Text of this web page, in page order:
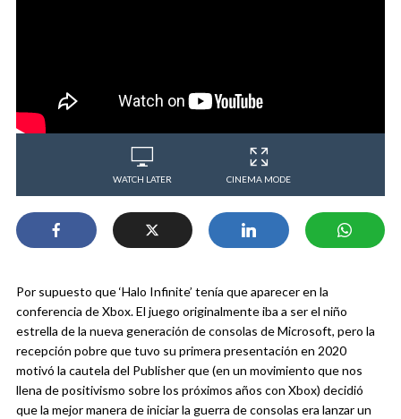
WATCH LATER CINEMA MODE
Por supuesto que ‘Halo Infinite’ tenía que aparecer en la
conferencia de Xbox. El juego originalmente iba a ser el niño
estrella de la nueva generación de consolas de Microsoft, pero la
recepción pobre que tuvo su primera presentación en 2020
motivó la cautela del Publisher que (en un movimiento que nos
llena de positivismo sobre los próximos años con Xbox) decidió
que la mejor manera de iniciar la guerra de consolas era lanzar un